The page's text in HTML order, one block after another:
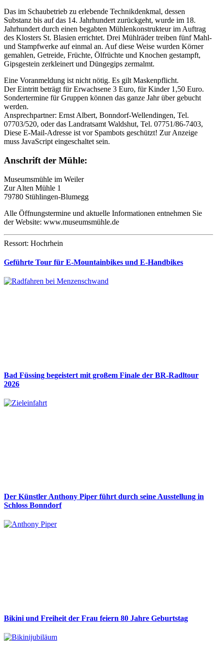
Das im Schaubetrieb zu erlebende Technikdenkmal, dessen
Substanz bis auf das 14. Jahrhundert zurückgeht, wurde im 18.
Jahrhundert durch einen begabten Mühlenkonstrukteur im Auftrag
des Klosters St. Blasien errichtet. Drei Mühlräder treiben fünf Mahl-
und Stampfwerke auf einmal an. Auf diese Weise wurden Körner
gemahlen, Getreide, Früchte, Ölfrüchte und Knochen gestampft,
Gipsgestein zerkleinert und Düngegips zermalmt.
Eine Voranmeldung ist nicht nötig. Es gilt Maskenpflicht.
Der Eintritt beträgt für Erwachsene 3 Euro, für Kinder 1,50 Euro.
Sondertermine für Gruppen können das ganze Jahr über gebucht
werden.
Ansprechpartner: Ernst Albert, Bonndorf-Wellendingen, Tel.
07703/520, oder das Landratsamt Waldshut, Tel. 07751/86-7403,
Diese E-Mail-Adresse ist vor Spambots geschützt! Zur Anzeige
muss JavaScript eingeschaltet sein.
Anschrift der Mühle:
Museumsmühle im Weiler
Zur Alten Mühle 1
79780 Stühlingen-Blumegg
Alle Öffnungstermine und aktuelle Informationen entnehmen Sie
der Website: www.museumsmühle.de
Ressort: Hochrhein
Geführte Tour für E-Mountainbikes und E-Handbikes
Bad Füssing begeistert mit großem Finale der BR-Radltour
2026
Der Künstler Anthony Piper führt durch seine Ausstellung in
Schloss Bonndorf
Bikini und Freiheit der Frau feiern 80 Jahre Geburtstag